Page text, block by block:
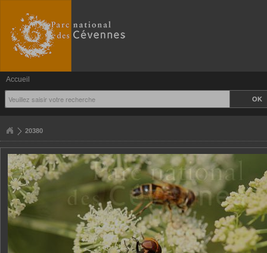
Accueil
20380